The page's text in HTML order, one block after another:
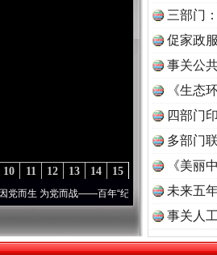
15
14
13
12
11
10
党而战——百年“纪”事⑧加强纪律.. ·[视频]牢记初
三部门
促家政
事关公
《生态
读
四部门
多部门
《美丽
未来五
事关人